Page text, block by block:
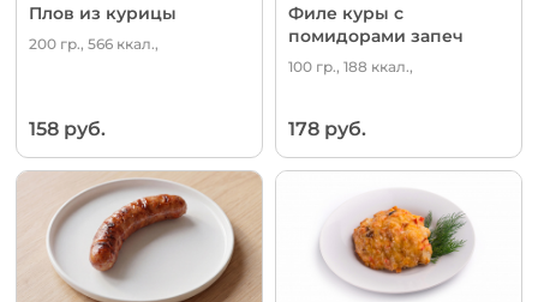
Плов из курицы
200 гр., 566 ккал.,
158 руб.
Филе куры с
помидорами запеч
100 гр., 188 ккал.,
178 руб.